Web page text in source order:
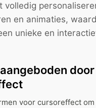
volledig
en animaties,
unieke en
voor cursoreffect